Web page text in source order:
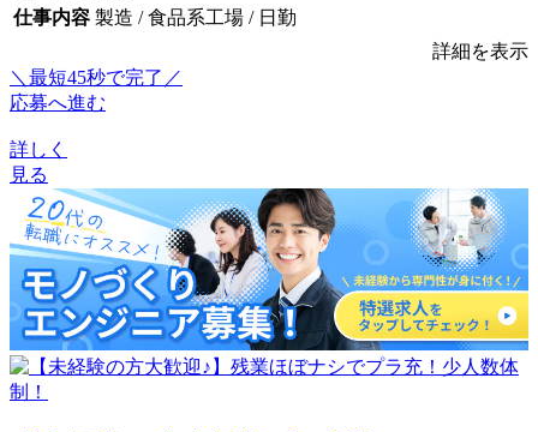
仕事内容 製造 / 食品系工場 / 日勤
詳細を表示
＼最短45秒で完了／
応募へ進む
詳しく
見る